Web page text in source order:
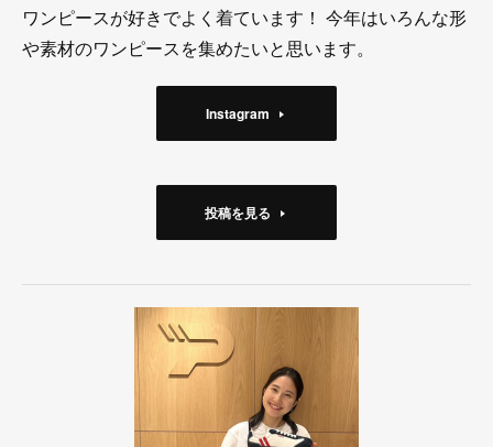
ワンピースが好きでよく着ています！ 今年はいろんな形
や素材のワンピースを集めたいと思います。
Instagram
投稿を見る